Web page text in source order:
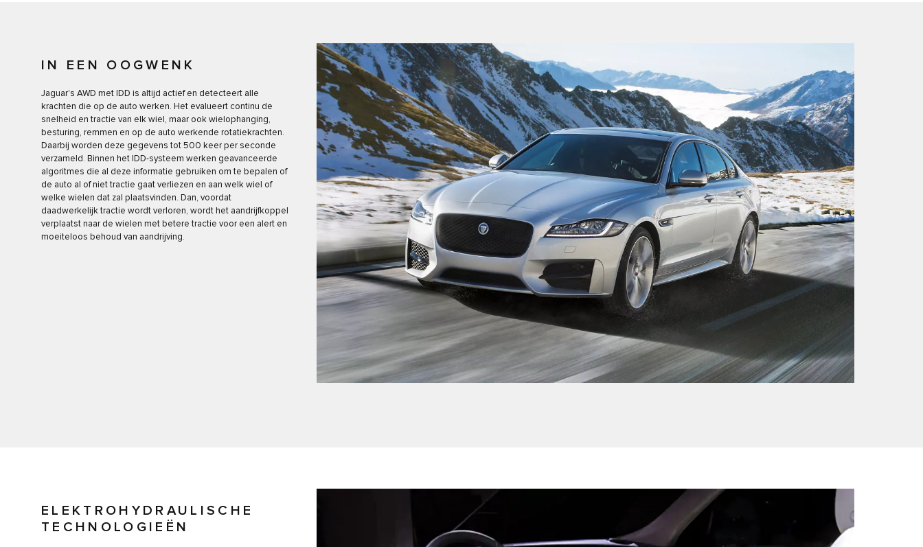
IN EEN OOGWENK
Jaguar's AWD met IDD is altijd actief en detecteert alle
krachten die op de auto werken. Het evalueert continu de
snelheid en tractie van elk wiel, maar ook wielophanging,
besturing, remmen en op de auto werkende rotatiekrachten.
Daarbij worden deze gegevens tot 500 keer per seconde
verzameld. Binnen het IDD-systeem werken geavanceerde
algoritmes die al deze informatie gebruiken om te bepalen of
de auto al of niet tractie gaat verliezen en aan welk wiel of
welke wielen dat zal plaatsvinden. Dan, voordat
daadwerkelijk tractie wordt verloren, wordt het aandrijfkoppel
verplaatst naar de wielen met betere tractie voor een alert en
moeiteloos behoud van aandrijving.
ELEKTROHYDRAULISCHE
TECHNOLOGIEËN